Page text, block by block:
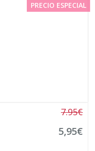
PRECIO ESPECIAL
7.95€
5,95€